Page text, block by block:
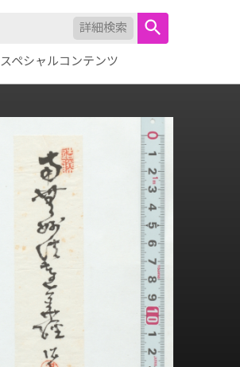
詳細検索
スペシャルコンテンツ